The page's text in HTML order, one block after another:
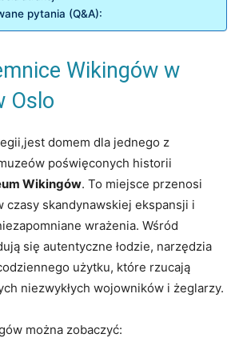
pytania (Q&A):
Wikingów w
Oslo
domem dla jednego z
poświęconych historii
Wikingów. To miejsce przenosi
czasy skandynawskiej ekspansji i
wrażenia. Wśród
się autentyczne łodzie, narzędzia
użytku, które rzucają
niezwykłych wojowników i żeglarzy.
można zobaczyć: